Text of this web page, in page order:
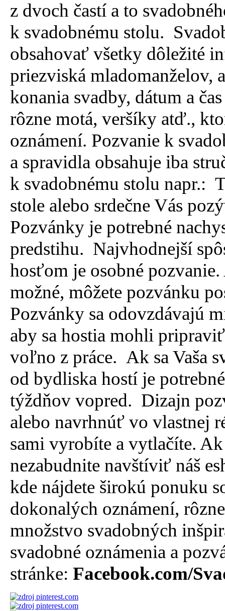
z dvoch častí a to
k svadobnému stolu.
obsahovať všetky dôležité
priezviská mladomanželov,
konania svadby, dátum a
rôzne motá, veršíky atď.,
oznámení. Pozvanie k
a spravidla obsahuje iba
k svadobnému stolu napr.:
stole alebo srdečne Vás
Pozvánky je potrebné
predstihu. Najvhodnejší
hosťom je osobné
možné, môžete pozvánku
Pozvánky sa odovzdávajú
aby sa hostia mohli
voľno z práce. Ak sa Vaša
od bydliska hostí je
týždňov vopred. Dizajn
alebo navrhnúť vo vlastnej
sami vyrobíte a vytlačíte.
nezabudnite navštíviť náš
kde nájdete širokú ponuku
dokonalých oznámení,
množstvo svadobných
svadobné oznámenia a
stránke: Facebook.com/